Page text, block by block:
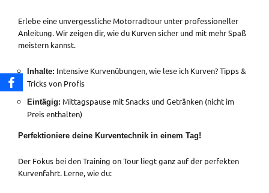
Erlebe eine unvergessliche Motorradtour unter professioneller
Anleitung. Wir zeigen dir, wie du Kurven sicher und mit mehr Spaß
meistern kannst.
Inhalte: Intensive Kurvenübungen, wie lese ich Kurven? Tipps &
Tricks von Profis
Eintägig: Mittagspause mit Snacks und Getränken (nicht im
Preis enthalten)
Perfektioniere deine Kurventechnik in einem Tag!
Der Fokus bei den Training on Tour liegt ganz auf der perfekten
Kurvenfahrt. Lerne, wie du: